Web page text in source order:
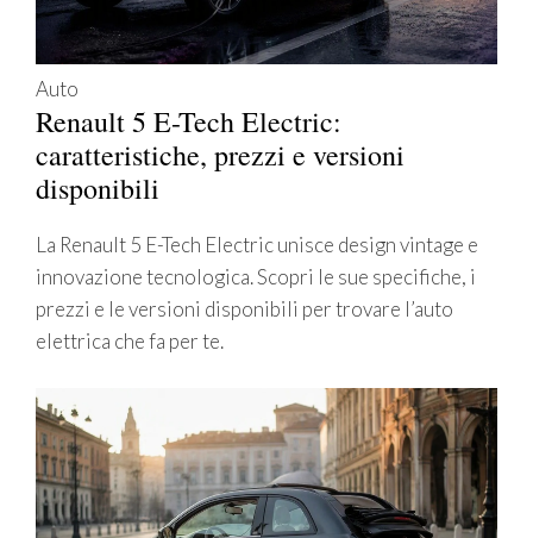
Auto
Renault 5 E-Tech Electric:
caratteristiche, prezzi e versioni
disponibili
La Renault 5 E-Tech Electric unisce design vintage e
innovazione tecnologica. Scopri le sue specifiche, i
prezzi e le versioni disponibili per trovare l’auto
elettrica che fa per te.